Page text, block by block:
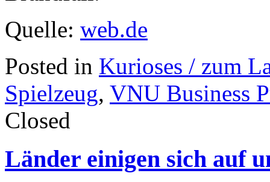
Quelle: web.de
Posted in Kurioses / zum
Spielzeug, VNU Business
Closed
Länder einigen sich auf